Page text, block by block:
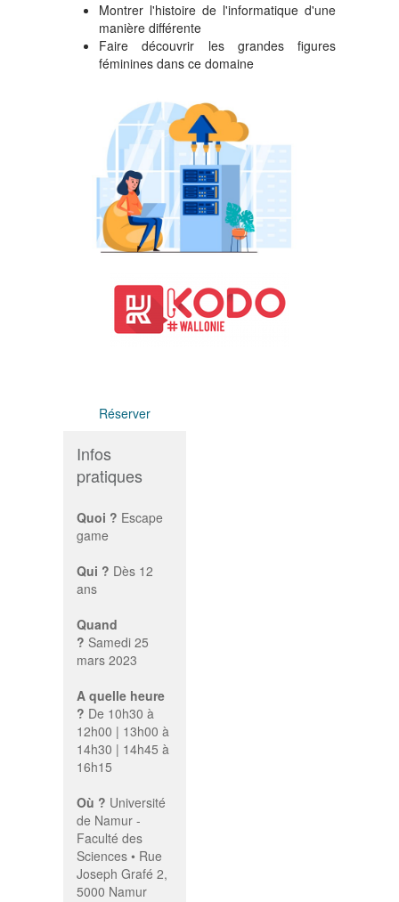
Montrer l'histoire de l'informatique d'une
manière différente
Faire découvrir les grandes figures
féminines dans ce domaine
Réserver
Infos
pratiques
Quoi ? Escape
game
Qui ? Dès 12
ans
Quand
? Samedi 25
mars 2023
A quelle heure
? De 10h30 à
12h00 | 13h00 à
14h30 | 14h45 à
16h15
Où ? Université
de Namur -
Faculté des
Sciences • Rue
Joseph Grafé 2,
5000 Namur